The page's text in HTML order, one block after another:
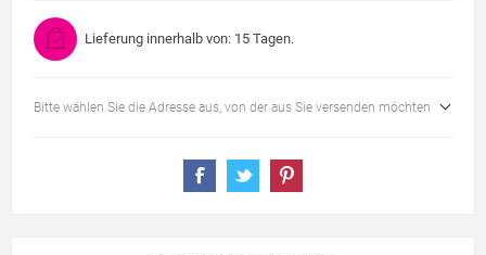
Lieferung innerhalb von: 15 Tagen.
Bitte wählen Sie die Adresse aus, von der aus Sie versenden möchten